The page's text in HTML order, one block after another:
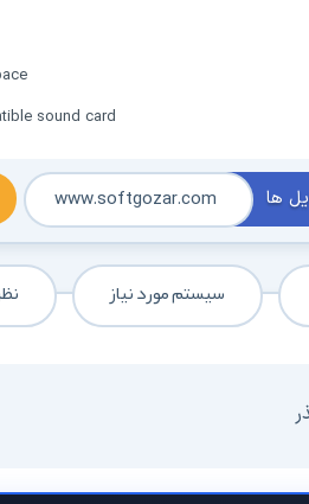
sound card
ها www.softgozar.com
سیستم مورد نیاز